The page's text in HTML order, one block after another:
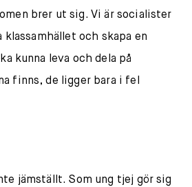
brer ut sig. Vi är socialister
och skapa en
kunna leva och dela på
finns, de ligger bara i fel
jämställt. Som ung tjej gör sig